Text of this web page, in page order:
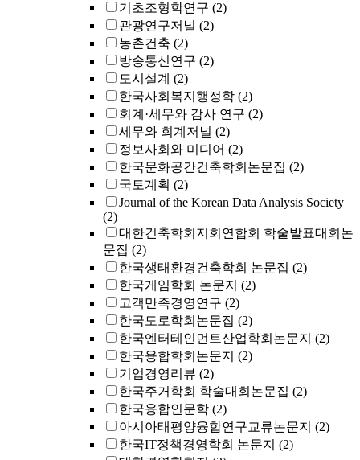
기초조형학연구 (2)
관광연구저널 (2)
농촌건축 (2)
방송통신연구 (2)
도시설계 (2)
한국사회복지행정학 (2)
회계·세무와 감사 연구 (2)
세무와 회계저널 (2)
정보사회와 미디어 (2)
한국문화공간건축학회논문집 (2)
국토계획 (2)
Journal of the Korean Data Analysis Society
(2)
대한건축학회지회연합회 학술발표대회논
문집 (2)
한국생태환경건축학회 논문집 (2)
한국게임학회 논문지 (2)
고객만족경영연구 (2)
한국도로학회논문집 (2)
한국엔터테인먼트산업학회논문지 (2)
한국융합학회논문지 (2)
기업경영리뷰 (2)
한국주거학회 학술대회논문집 (2)
한국융합인문학 (2)
아시아태평양융합연구교류논문지 (2)
한국IT정책경영학회 논문지 (2)